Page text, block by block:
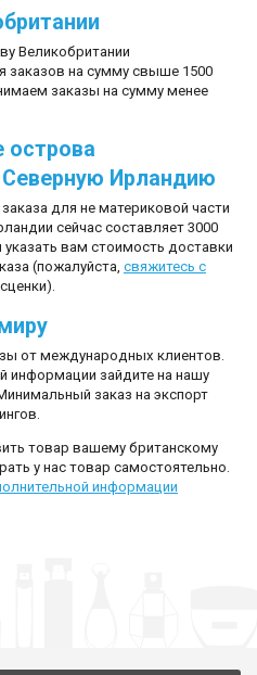
Великобритании
заказов на сумму свыше 1500
заказы на сумму менее
острова
Северную Ирландию
для не материковой части
сейчас составляет 3000
вам стоимость доставки
(пожалуйста, свяжитесь с
от международных клиентов.
информации зайдите на нашу
Минимальный заказ на экспорт
товар вашему британскому
у нас товар самостоятельно.
информации